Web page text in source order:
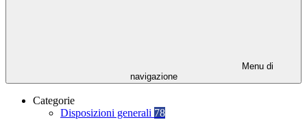
Menu di
navigazione
Categorie
Disposizioni generali 78